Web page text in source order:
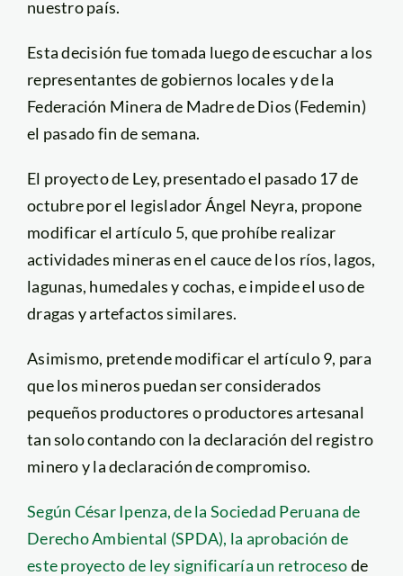
nuestro país.
Esta decisión fue tomada luego de escuchar a los
representantes de gobiernos locales y de la
Federación Minera de Madre de Dios (Fedemin)
el pasado fin de semana.
El proyecto de Ley, presentado el pasado 17 de
octubre por el legislador Ángel Neyra, propone
modificar el artículo 5, que prohíbe realizar
actividades mineras en el cauce de los ríos, lagos,
lagunas, humedales y cochas, e impide el uso de
dragas y artefactos similares.
Asimismo, pretende modificar el artículo 9, para
que los mineros puedan ser considerados
pequeños productores o productores artesanal
tan solo contando con la declaración del registro
minero y la declaración de compromiso.
Según César Ipenza, de la Sociedad Peruana de
Derecho Ambiental (SPDA), la aprobación de
este proyecto de ley significaría un retrocesode